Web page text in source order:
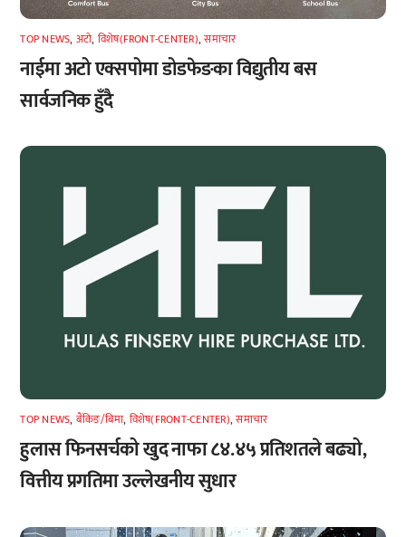
TOP NEWS, अटाे, विशेष(FRONT-CENTER),समाचार
नाईमा अटो एक्सपोमा डोडफेङका विद्युतीय बस
सार्वजनिक हुँदै
TOP NEWS, बैंकिङ/बिमा, विशेष(FRONT-CENTER),समाचार
हुलास फिनसर्चको खुद नाफा ८४.४५ प्रतिशतले बढ्यो,
वित्तीय प्रगतिमा उल्लेखनीय सुधार